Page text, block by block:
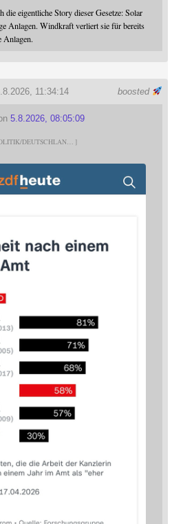
eigentliche Story dieser Gesetze: Solar
Anlagen. Windkraft verliert sie für bereits
Anlagen.
boosted
11:34:14
5.8.2026, 08:05:09
DEUTSCHLAN